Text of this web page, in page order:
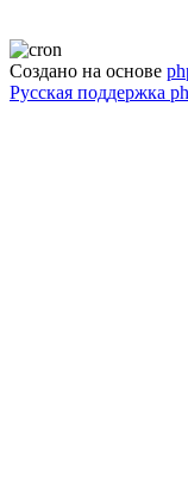
Создано на основе
Русская поддержка